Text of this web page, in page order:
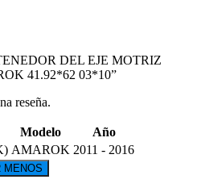
DEL EJE MOTRIZ
41.92*62 03*10”
reseña.
Modelo
Año
AMAROK 2011 - 2016